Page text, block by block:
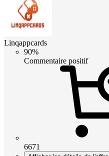
Linqappcards
90%
Commentaire positif
6671